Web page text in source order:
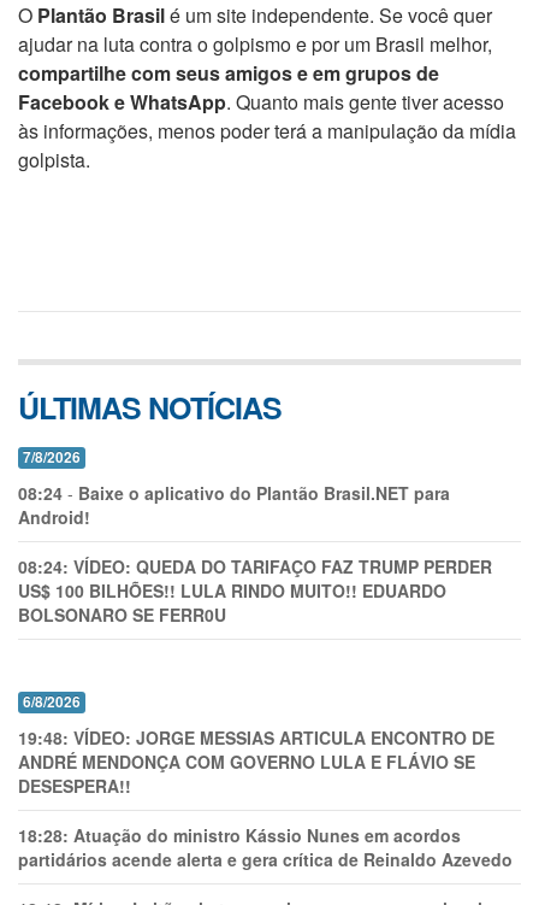
O Plantão Brasilé um site independente. Se você quer
ajudar na luta contra o golpismo e por um Brasil melhor,
compartilhe com seus amigos e em grupos de
Facebook e WhatsApp. Quanto mais gente tiver acesso
às informações, menos poder terá a manipulação da mídia
golpista.
ÚLTIMAS NOTÍCIAS
7/8/2026
08:24 - Baixe o aplicativo do Plantão Brasil.NET para
Android!
08:24: VÍDEO: QUEDA DO TARIFAÇO FAZ TRUMP PERDER
US$ 100 BILHÕES!! LULA RINDO MUITO!! EDUARDO
BOLSONARO SE FERR0U
6/8/2026
19:48: VÍDEO: JORGE MESSIAS ARTICULA ENCONTRO DE
ANDRÉ MENDONÇA COM GOVERNO LULA E FLÁVIO SE
DESESPERA!!
18:28: Atuação do ministro Kássio Nunes em acordos
partidários acende alerta e gera crítica de Reinaldo Azevedo